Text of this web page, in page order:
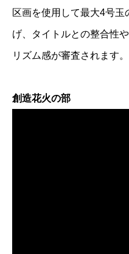
区画を使用して最大4号
げ、タイトルとの整合性
リズム感が審査されます。
創造花火の部